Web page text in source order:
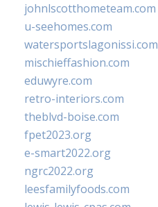
johnlscotthometeam.com
u-seehomes.com
watersportslagonissi.com
mischieffashion.com
eduwyre.com
retro-interiors.com
theblvd-boise.com
fpet2023.org
e-smart2022.org
ngrc2022.org
leesfamilyfoods.com